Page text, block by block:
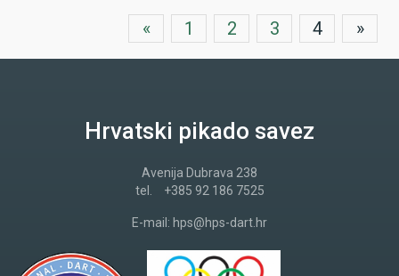
« 1 2 3 4 »
Hrvatski pikado savez
Avenija Dubrava 238
tel.
+385 92 186 7525
E-mail: hps@hps-dart.hr